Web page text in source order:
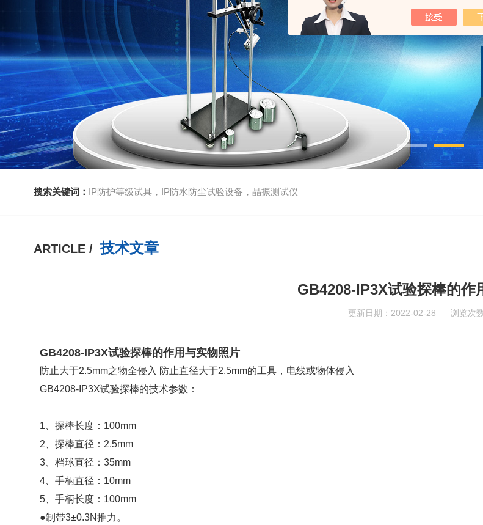
搜索关键词： IP防护等级试具，IP防水防尘试验设备，晶振测试仪
ARTICLE / 技术文章
GB4208-IP3X试验探棒的作
更新日期：2022-02-28 浏览次
GB4208-IP3X试验探棒的作用与实物照片
防止大于2.5mm之物全侵入 防止直径大于2.5mm的工具，电线或物体侵入
GB4208-IP3X试验探棒的技术参数：
1 、探棒长度： 100mm
2 、探棒直径： 2.5mm
3 、档球直径： 35mm
4 、手柄直径： 10mm
5 、手柄长度： 100mm
●制带3±0.3N推力。